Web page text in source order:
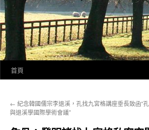
首頁
← 紀念韓國儒宗李退溪，孔找九宮格講座垂長致函“
與退溪學國際學術會議”